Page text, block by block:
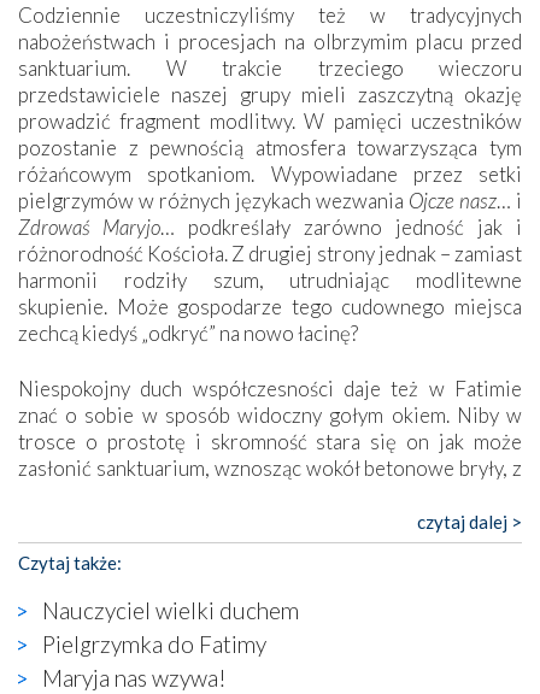
Codziennie uczestniczyliśmy też w tradycyjnych
nabożeństwach i procesjach na olbrzymim placu przed
sanktuarium. W trakcie trzeciego wieczoru
przedstawiciele naszej grupy mieli zaszczytną okazję
prowadzić fragment modlitwy. W pamięci uczestników
pozostanie z pewnością atmosfera towarzysząca tym
różańcowym spotkaniom. Wypowiadane przez setki
pielgrzymów w różnych językach wezwania Ojcze nasz… i
Zdrowaś Maryjo… podkreślały zarówno jedność jak i
różnorodność Kościoła. Z drugiej strony jednak – zamiast
harmonii rodziły szum, utrudniając modlitewne
skupienie. Może gospodarze tego cudownego miejsca
zechcą kiedyś „odkryć” na nowo łacinę?
Niespokojny duch współczesności daje też w Fatimie
znać o sobie w sposób widoczny gołym okiem. Niby w
trosce o prostotę i skromność stara się on jak może
zasłonić sanktuarium, wznosząc wokół betonowe bryły, z
katolickiego kultu. Tylko co wspólnego z żywą,
autentyczną wiarą mogą mieć płaskie, szare bunkry albo
kaplice, w których Tabernakulum przypomina bardziej
skrzynkę na narzędzia? Albo co powiedzieć o ustawionym
tuż przy nowej bazylice wielkim krzyżu, na którym
zamiast Chrystusa umieszczono dziwaczną postać jakby
wyjętą ze starożytnych hieroglifów? W kulturowym
czytaj dalej >
Czytaj także:
Nauczyciel wielki duchem
Pielgrzymka do Fatimy
Maryja nas wzywa!